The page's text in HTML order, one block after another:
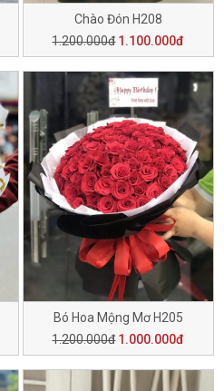
Chào Đón H208
1.200.000đ 1.100.000đ
Bó Hoa Mộng Mơ H205
1.200.000đ 1.000.000đ